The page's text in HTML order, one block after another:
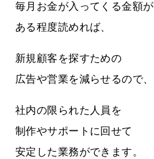
毎月お金が入ってくる金額が
ある程度読めれば、
新規顧客を探すための
広告や営業を減らせるので、
社内の限られた人員を
制作やサポートに回せて
安定した業務ができます。